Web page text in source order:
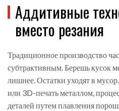
Аддитивные
вместо резания
Традиционное производство
субтрактивным. Берешь кусок
лишнее. Остатки уходят в
или 3D-печать металлом,
деталей путем плавления